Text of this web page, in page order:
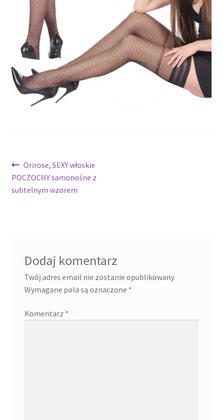
Recenzje
Nawigacja
wpisu
Poprzedni
wpis:
Orirose, SEXY włoskie
POCZOCHY samonośne z
subtelnym wzorem
Dodaj komentarz
Twój adres email nie zostanie opublikowany.
Wymagane pola są oznaczone *
Komentarz *